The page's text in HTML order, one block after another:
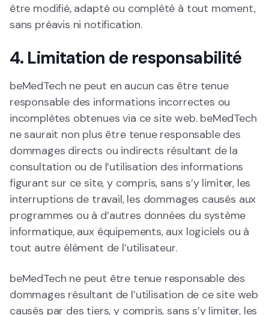
être modifié, adapté ou complété à tout moment,
sans préavis ni notification.
4. Limitation de responsabilité
beMedTech ne peut en aucun cas être tenue
responsable des informations incorrectes ou
incomplètes obtenues via ce site web. beMedTech
ne saurait non plus être tenue responsable des
dommages directs ou indirects résultant de la
consultation ou de l’utilisation des informations
figurant sur ce site, y compris, sans s’y limiter, les
interruptions de travail, les dommages causés aux
programmes ou à d’autres données du système
informatique, aux équipements, aux logiciels ou à
tout autre élément de l’utilisateur.
beMedTech ne peut être tenue responsable des
dommages résultant de l’utilisation de ce site web
causés par des tiers, y compris, sans s’y limiter, les